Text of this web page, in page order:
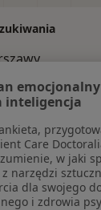
w Piasecznie
w Pruszkowie
w Grójcu
w Grodzisku
w Piastowie
inteligencja
Care
w jaki
z narzędzi
dla swojego
i zdrowia